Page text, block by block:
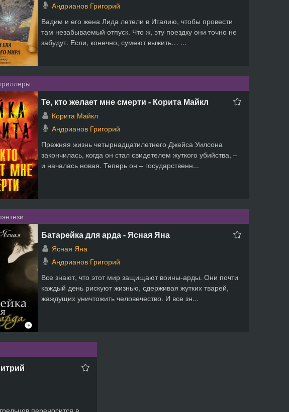
Андрианов Григорий
Вадим и его жена Лида летели в Италию, чтобы провести
там незабываемый отпуск. Что ж, эту поездку они точно не
забудут. Если, конечно, сумеют выжить… ...
Те, кто желает мне смерти - Корита Майкл
Корита Майкл
Андрианов Григорий
Прежняя жизнь четырнадцатилетнего Джейса Уилсона
закончилась, когда он стал свидетелем жуткого убийства, –
и началась новая. Теперь он – государственн...
Батарейка для арда - Ясная Яна
Ясная Яна
Андрианов Григорий
Все знают, что этот мир защищают воины-арды. Они почти
каждый день рискуют жизнью, сдерживая жутких тварей,
жаждущих уничтожить человечество. И все зн...
переносится в